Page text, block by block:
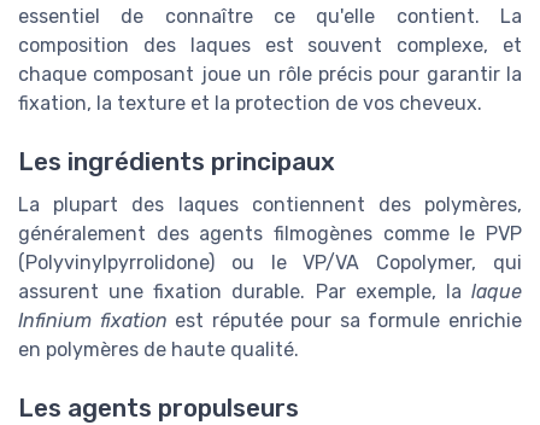
essentiel de connaître ce qu'elle contient. La
composition des laques est souvent complexe, et
chaque composant joue un rôle précis pour garantir la
fixation, la texture et la protection de vos cheveux.
Les ingrédients principaux
La plupart des laques contiennent des polymères,
généralement des agents filmogènes comme le PVP
(Polyvinylpyrrolidone) ou le VP/VA Copolymer, qui
assurent une fixation durable. Par exemple, la laque
Infinium fixation est réputée pour sa formule enrichie
en polymères de haute qualité.
Les agents propulseurs